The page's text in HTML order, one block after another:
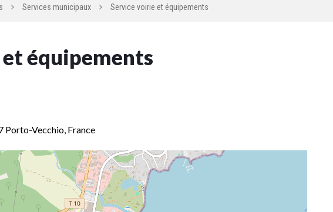
Services municipaux Service voirie et équipements
équipements
Porto-Vecchio, France